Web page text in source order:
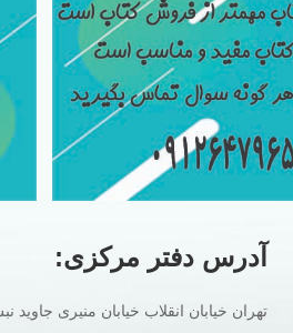
آدرس دفتر مرکزی:
تهران خیابان انقلاب خیابان منیری جاوید